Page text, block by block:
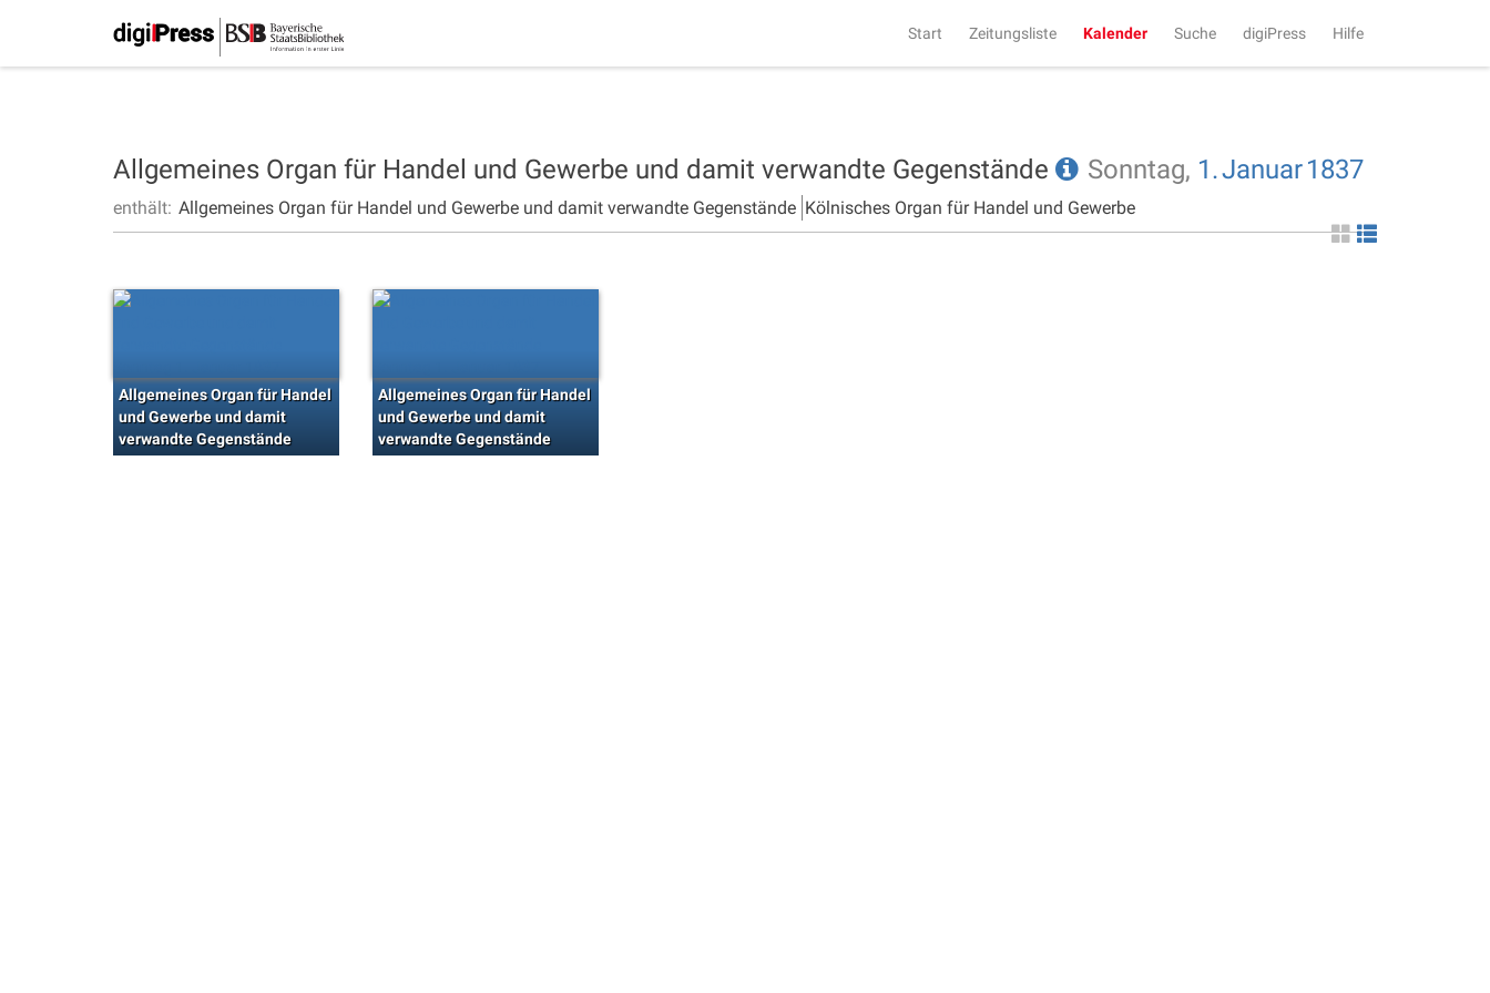
Start Zeitungsliste Kalender Suche digiPress Hilfe
Allgemeines Organ für Handel und Gewerbe und damit verwandte Gegenstände Sonntag, 1.Januar1837
enthält: Allgemeines Organ für Handel und Gewerbe und damit verwandte Gegenstände Kölnisches Organ für Handel und Gewerbe
Allgemeines Organ für Handel
und Gewerbe und damit
verwandte Gegenstände
Allgemeines Organ für Handel
und Gewerbe und damit
verwandte Gegenstände